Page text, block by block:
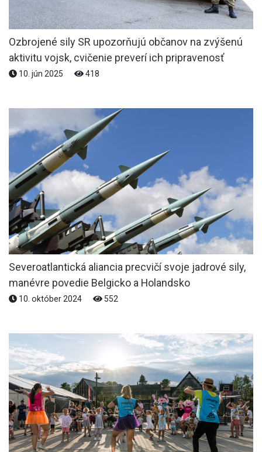
Ozbrojené sily SR upozorňujú občanov na zvýšenú
aktivitu vojsk, cvičenie preverí ich pripravenosť
10. jún 2025 418
Severoatlantická aliancia precvičí svoje jadrové sily,
manévre povedie Belgicko a Holandsko
10. október 2024 552